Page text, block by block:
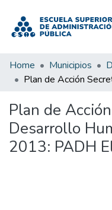
Home Municipios
Plan de
Desarrollo
2013: PADH